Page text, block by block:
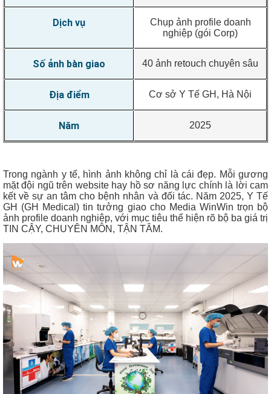
Dịch vụ
Chụp ảnh profile doanh
nghiệp (gói Corp)
Số ảnh bàn giao 40 ảnh retouch chuyên sâu
Địa điểm Cơ sở Y Tế GH, Hà Nội
Năm 2025
Trong ngành y tế, hình ảnh không chỉ là cái đẹp. Mỗi gương
mặt đội ngũ trên website hay hồ sơ năng lực chính là lời cam
kết về sự an tâm cho bệnh nhân và đối tác. Năm 2025, Y Tế
GH (GH Medical) tin tưởng giao cho Media WinWin trọn bộ
ảnh profile doanh nghiệp, với mục tiêu thể hiện rõ bộ ba giá trị
TIN CẬY, CHUYÊN MÔN, TẬN TÂM.